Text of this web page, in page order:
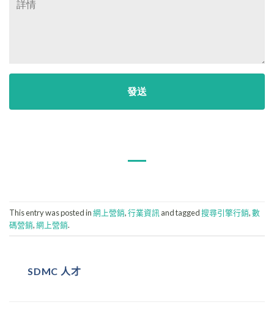
This entry was posted in網上營銷,行業資訊 and tagged搜尋引擎行銷,數
碼營銷,網上營銷.
SDMC 人才